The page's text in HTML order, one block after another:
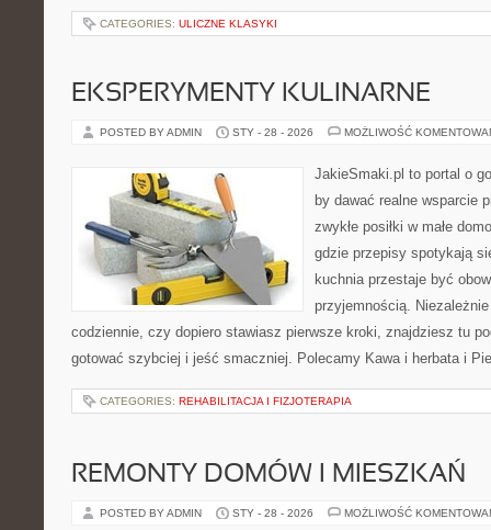
CATEGORIES: ULICZNE KLASYKI
EKSPERYMENTY KULINARNE
POSTED BY ADMIN STY - 28 - 2026 MOŻLIWOŚĆ
JakieSmaki.pl to portal o
by dawać realne wsparcie
zwykłe posiłki w małe
gdzie przepisy spotykają
kuchnia przestaje być
przyjemnością.
codziennie, czy dopiero stawiasz pierwsze kroki, znajdziesz tu
gotować szybciej i jeść smaczniej. Polecamy Kawa i herbata i
CATEGORIES: REHABILITACJA I FIZJOTERAPIA
REMONTY DOMÓW I MIESZKAŃ
POSTED BY ADMIN STY - 28 - 2026 MOŻLIWOŚĆ